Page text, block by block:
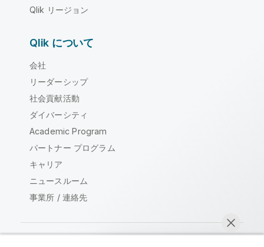
Qlik リージョン
Qlik について
会社
リーダーシップ
社会貢献活動
ダイバーシティ
Academic Program
パートナー プログラム
キャリア
ニュースルーム
事業所 / 連絡先